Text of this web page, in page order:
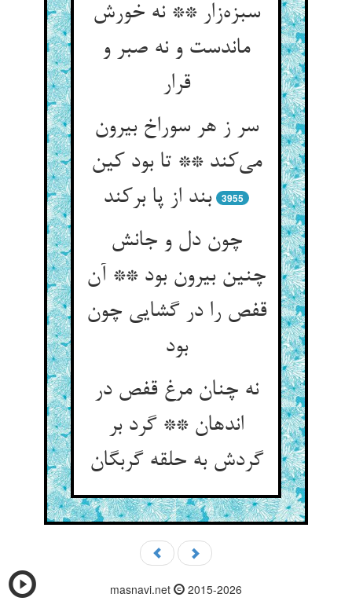
سبزه‌زار ** نه خورش
ماندست و نه صبر و
قرار
سر ز هر سوراخ بیرون
می‌کند ** تا بود کین
بند از پا برکند
3955
چون دل و جانش
چنین بیرون بود ** آن
قفص را در گشایی چون
بود
نه چنان مرغ قفص در
اندهان ** گرد بر
گردش به حلقه گربگان
masnavi.net 2015-2026